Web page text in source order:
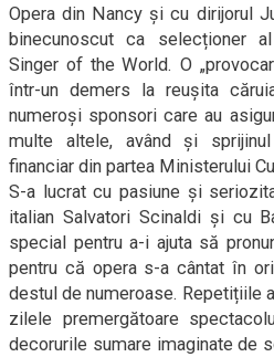
Opera din Nancy și cu dirijorul
binecunoscut ca selecționer
Singer of the World. O
într-un demers la reușita
numeroși sponsori care au
multe altele, având și
financiar din partea Ministerului
S-a lucrat cu pasiune și
italian Salvatori Scinaldi și cu
special pentru a-i ajuta să
pentru că opera s-a cântat în
destul de numeroase. Repetițiile
zilele premergătoare
decorurile sumare imaginate de